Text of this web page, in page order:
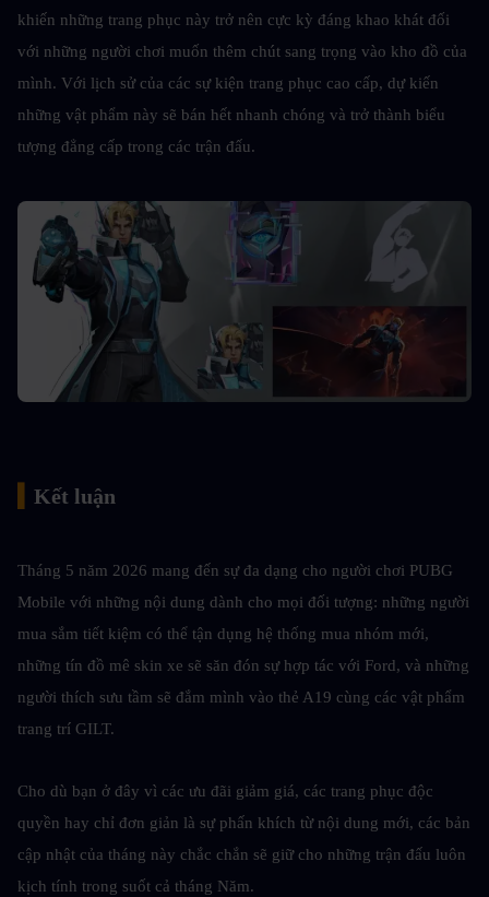
khiến những trang phục này trở nên cực kỳ đáng khao khát đối
với những người chơi muốn thêm chút sang trọng vào kho đồ của
mình. Với lịch sử của các sự kiện trang phục cao cấp, dự kiến
những vật phẩm này sẽ bán hết nhanh chóng và trở thành biểu
tượng đẳng cấp trong các trận đấu.
Kết luận
Tháng 5 năm 2026 mang đến sự đa dạng cho người chơi PUBG
Mobile với những nội dung dành cho mọi đối tượng: những người
mua sắm tiết kiệm có thể tận dụng hệ thống mua nhóm mới,
những tín đồ mê skin xe sẽ săn đón sự hợp tác với Ford, và những
người thích sưu tầm sẽ đắm mình vào thẻ A19 cùng các vật phẩm
trang trí GILT.
Cho dù bạn ở đây vì các ưu đãi giảm giá, các trang phục độc
quyền hay chỉ đơn giản là sự phấn khích từ nội dung mới, các bản
cập nhật của tháng này chắc chắn sẽ giữ cho những trận đấu luôn
kịch tính trong suốt cả tháng Năm.